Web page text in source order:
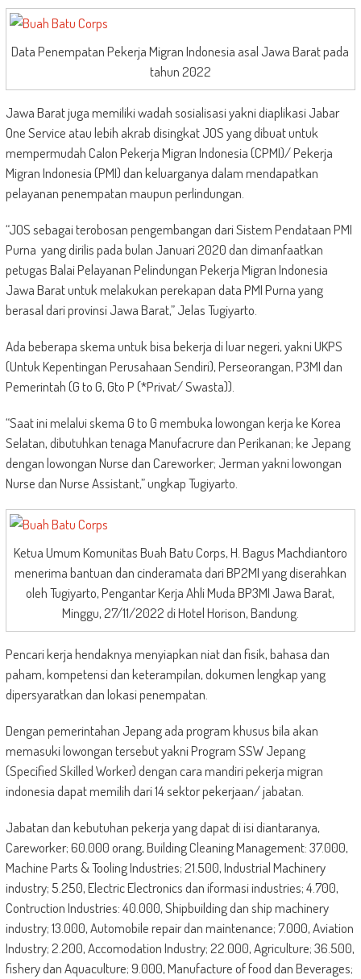
Data Penempatan Pekerja Migran Indonesia asal Jawa Barat pada
tahun 2022
Jawa Barat juga memiliki wadah sosialisasi yakni diaplikasi Jabar
One Service atau lebih akrab disingkat JOS yang dibuat untuk
mempermudah Calon Pekerja Migran Indonesia (CPMI)/ Pekerja
Migran Indonesia (PMI) dan keluarganya dalam mendapatkan
pelayanan penempatan maupun perlindungan.
“JOS sebagai terobosan pengembangan dari Sistem Pendataan PMI
Purna yang dirilis pada bulan Januari 2020 dan dimanfaatkan
petugas Balai Pelayanan Pelindungan Pekerja Migran Indonesia
Jawa Barat untuk melakukan perekapan data PMI Purna yang
berasal dari provinsi Jawa Barat,” Jelas Tugiyarto.
Ada beberapa skema untuk bisa bekerja di luar negeri, yakni UKPS
(Untuk Kepentingan Perusahaan Sendiri), Perseorangan, P3MI dan
Pemerintah (G to G, Gto P (*Privat/ Swasta)).
“Saat ini melalui skema G to G membuka lowongan kerja ke Korea
Selatan, dibutuhkan tenaga Manufacrure dan Perikanan; ke Jepang
dengan lowongan Nurse dan Careworker; Jerman yakni lowongan
Nurse dan Nurse Assistant,” ungkap Tugiyarto.
Ketua Umum Komunitas Buah Batu Corps, H. Bagus Machdiantoro
menerima bantuan dan cinderamata dari BP2MI yang diserahkan
oleh Tugiyarto, Pengantar Kerja Ahli Muda BP3MI Jawa Barat,
Minggu, 27/11/2022 di Hotel Horison, Bandung.
Pencari kerja hendaknya menyiapkan niat dan fisik, bahasa dan
paham, kompetensi dan keterampilan, dokumen lengkap yang
dipersyaratkan dan lokasi penempatan.
Dengan pemerintahan Jepang ada program khusus bila akan
memasuki lowongan tersebut yakni Program SSW Jepang
(Specified Skilled Worker) dengan cara mandiri pekerja migran
indonesia dapat memilih dari 14 sektor pekerjaan/ jabatan.
Jabatan dan kebutuhan pekerja yang dapat di isi diantaranya,
Careworker; 60.000 orang, Building Cleaning Management: 37.000,
Machine Parts & Tooling Industries; 21.500, Industrial Machinery
industry; 5.250, Electric Electronics dan iformasi industries; 4.700,
Contruction Industries: 40.000, Shipbuilding dan ship machinery
industry; 13.000, Automobile repair dan maintenance; 7.000, Aviation
Industry; 2.200, Accomodation Industry; 22.000, Agriculture; 36.500,
fishery dan Aquaculture; 9.000, Manufacture of food dan Beverages;